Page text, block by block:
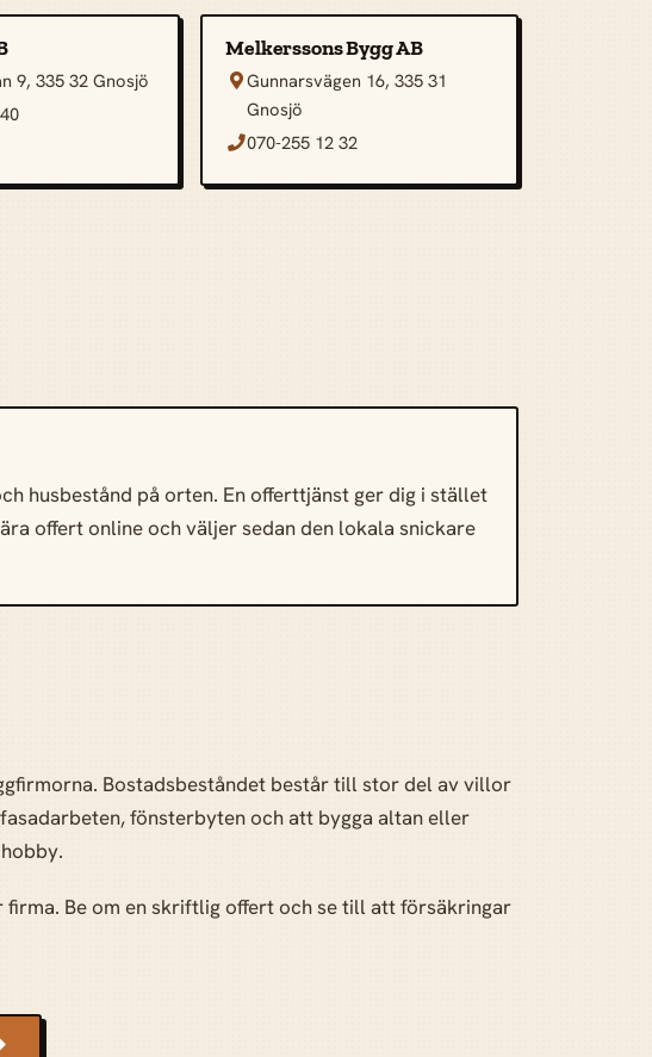
9, 335 32 Gnosjö
Melkerssons Bygg AB
 Gunnarsvägen 16, 335 31
Gnosjö
070-255 12 32
husbestånd på orten. En offerttjänst ger dig i stället
offert online och väljer sedan den lokala snickare
Bostadsbeståndet består till stor del av villor
fönsterbyten och att bygga altan eller
firma. Be om en skriftlig offert och se till att försäkringar